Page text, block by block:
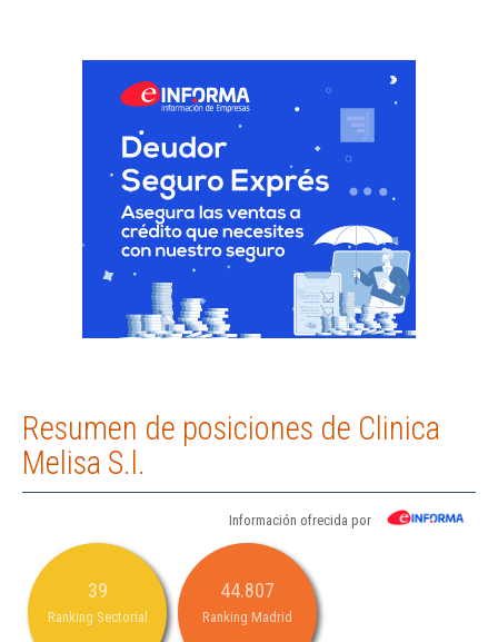
Resumen de posiciones de Clinica
Melisa S.l.
Información ofrecida por
39
Ranking Sectorial
44.807
Ranking Madrid